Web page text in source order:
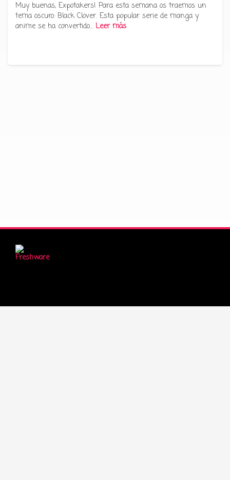
Muy buenas, Expotakers! Para esta semana os traemos un
tema oscuro: Black Clover. Esta popular serie de manga y
anime se ha convertido… Leer más